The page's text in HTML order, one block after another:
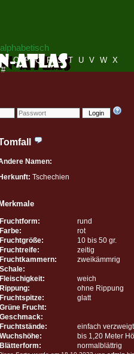
Login
N O P Q R S T U V W X
#
Namen:
Tschechien
Fruchtform:
rund
Farbe:
rot
Fruchtgröße:
10 bis 50 gr.
Fruchtreife:
zeitig
Fruchtkammern:
zweikämmrig
Schale:
Fleischigkeit:
weich
Rippung:
ohne Rippung
Fruchtspitze:
glatt
Grüne Frucht:
Geschmack:
Fruchtstände:
einfach verzweigt
Wuchshöhe:
bis 1,20 Meter
Blätterform:
normalblättrig